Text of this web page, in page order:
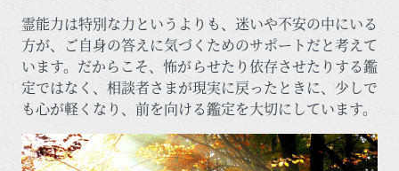
霊能力は特別な力というよりも、迷いや不安の中にいる
方が、ご自身の答えに気づくためのサポートだと考えて
います。だからこそ、怖がらせたり依存させたりする鑑
定ではなく、相談者さまが現実に戻ったときに、少しで
も心が軽くなり、前を向ける鑑定を大切にしています。